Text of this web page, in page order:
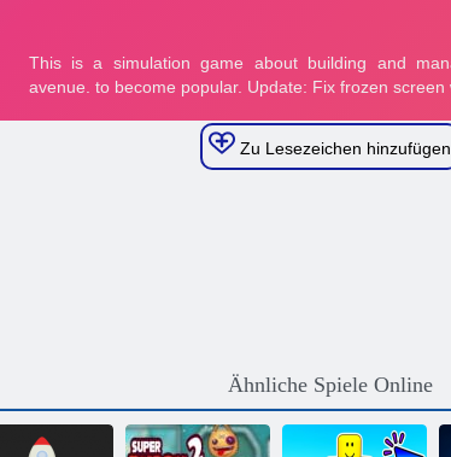
Zu Lesezeichen hinzufügen
Ähnliche Spiele Online